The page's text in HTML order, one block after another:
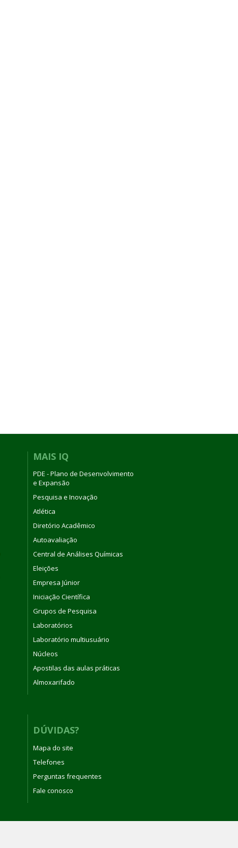
MAIS IQ
PDE - Plano de Desenvolvimento
e Expansão
Pesquisa e Inovação
Atlética
Diretório Acadêmico
Autoavaliação
Central de Análises Químicas
Eleições
Empresa Júnior
Iniciação Científica
Grupos de Pesquisa
Laboratórios
Laboratório multiusuário
Núcleos
Apostilas das aulas práticas
Almoxarifado
DÚVIDAS?
Mapa do site
Telefones
Perguntas frequentes
Fale conosco